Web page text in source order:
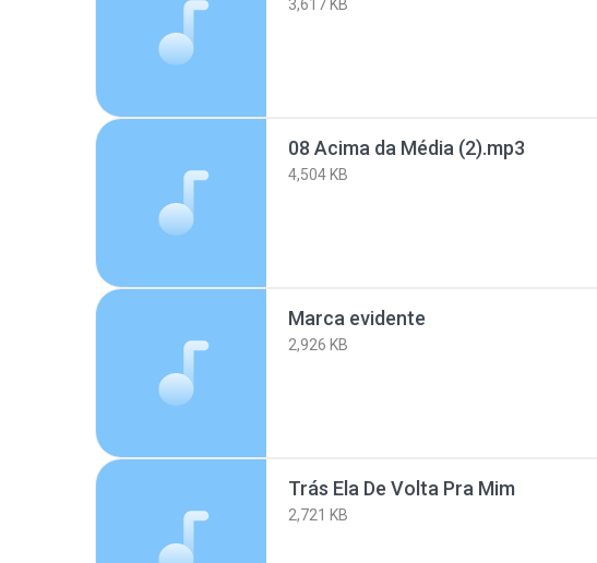
3,617 KB
08 Acima da Média (2).mp3
4,504 KB
Marca evidente
2,926 KB
Trás Ela De Volta Pra Mim
2,721 KB